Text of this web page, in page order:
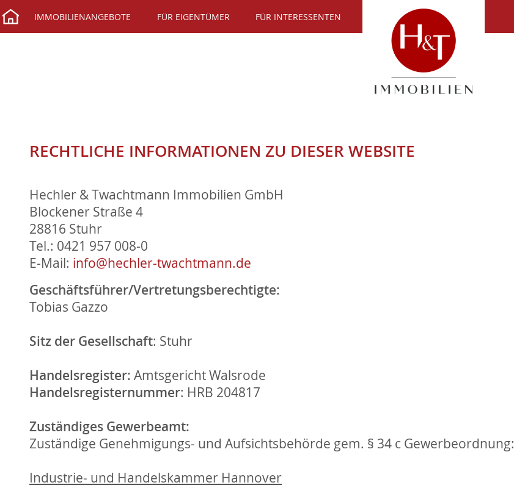
IMMOBILIENANGEBOTE FÜR EIGENTÜMER FÜR INTERESSENTEN
RECHTLICHE INFORMATIONEN ZU DIESER WEBSITE
Hechler & Twachtmann Immobilien GmbH
Blockener Straße 4
28816 Stuhr
Tel.: 0421 957 008-0
E-Mail: info@hechler-twachtmann.de
Geschäftsführer/Vertretungsberechtigte:
Tobias Gazzo
Sitz der Gesellschaft: Stuhr
Handelsregister: Amtsgericht Walsrode
Handelsregisternummer: HRB 204817
Zuständiges Gewerbeamt:
Zuständige Genehmigungs- und Aufsichtsbehörde gem. § 34 c Gewerbeordnung:
Industrie- und Handelskammer Hannover